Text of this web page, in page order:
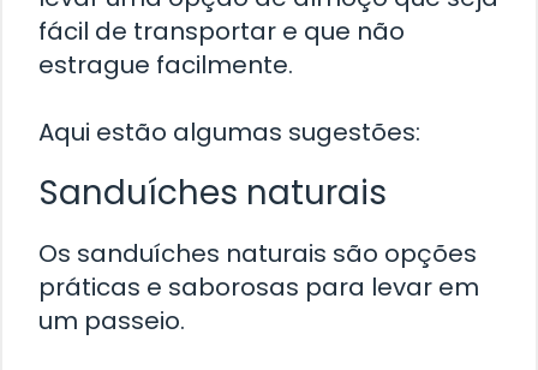
fácil de transportar e que não
estrague facilmente.
Aqui estão algumas sugestões:
Sanduíches naturais
Os sanduíches naturais são opções
práticas e saborosas para levar em
um passeio.